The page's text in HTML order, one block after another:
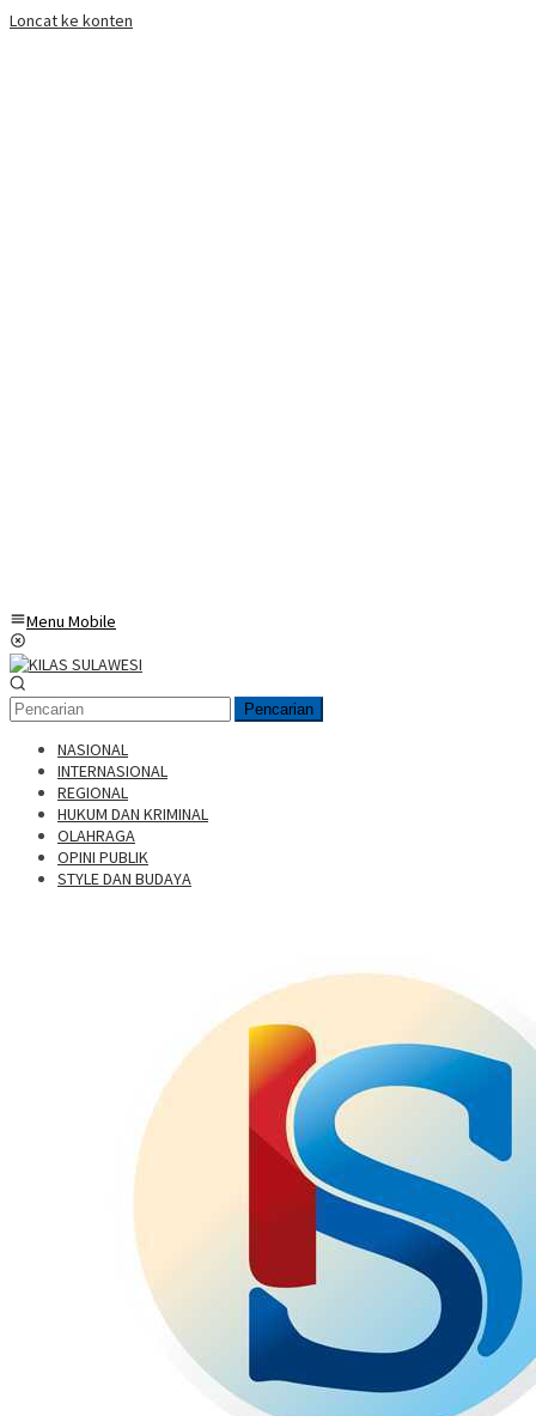
Loncat ke konten
Menu Mobile
Pencarian
NASIONAL
INTERNASIONAL
REGIONAL
HUKUM DAN KRIMINAL
OLAHRAGA
OPINI PUBLIK
STYLE DAN BUDAYA